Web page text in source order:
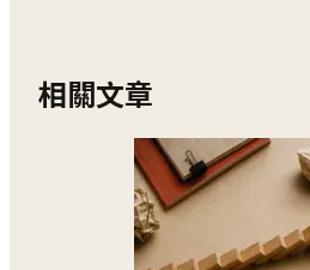
相關文章